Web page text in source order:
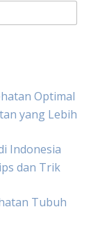
Optimal
yang Lebih
Indonesia
dan Trik
Tubuh